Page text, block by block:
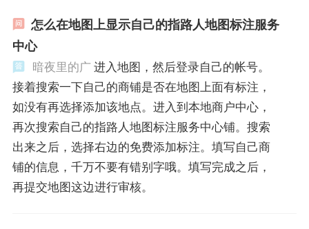
怎么在地图上显示自己的指路人地图标注服务
中心
暗夜里的广 进入地图，然后登录自己的帐号。
接着搜索一下自己的商铺是否在地图上面有标注，
如没有再选择添加该地点。进入到本地商户中心，
再次搜索自己的指路人地图标注服务中心铺。搜索
出来之后，选择右边的免费添加标注。填写自己商
铺的信息，千万不要有错别字哦。填写完成之后，
再提交地图这边进行审核。